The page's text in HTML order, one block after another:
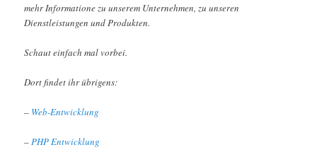
mehr Informatione zu unserem Unternehmen, zu unseren
Dienstleistungen und Produkten.
Schaut einfach mal vorbei.
Dort findet ihr übrigens:
– Web-Entwicklung
–PHP Entwicklung